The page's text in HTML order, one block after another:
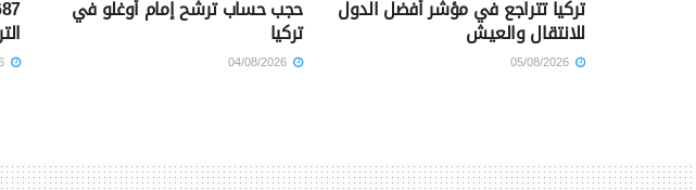
تركيا تتراجع في مؤشر أفضل الدول
للانتقال والعيش
حجب حساب ترشح إمام أوغلو في
تركيا